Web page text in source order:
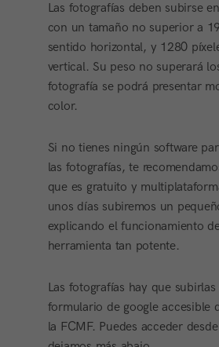
Las fotografías deben subirse
con un tamaño no superior a
sentido horizontal, y 1280
vertical. Su peso no superará
fotografía se podrá presentar
color.
Si no tienes ningún software
las fotografías, te
que es gratuito y
unos días subiremos un
explicando el funcionamiento
herramienta tan potente.
Las fotografías hay que
formulario de google accesible
la FCMF. Puedes acceder